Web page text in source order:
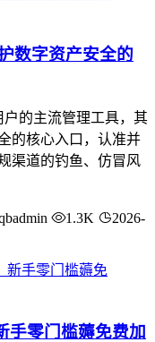
数字资产安全的
户的主流管理工具，其
的核心入口，认准并
渠道的钓鱼、仿冒风
1.3K
2026-
手零门槛薅免费加